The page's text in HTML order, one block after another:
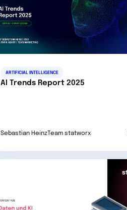
ARTIFICIAL INTELLIGENCE
AI Trends Report 2025
Sebastian Heinz Team statworx